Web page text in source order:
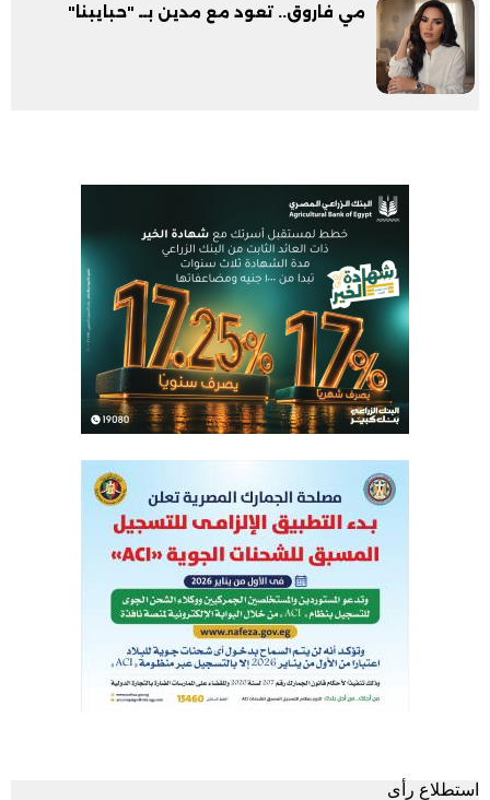
مي فاروق.. تعود مع مدين بــ "حبايبنا"
استطلاع رأى